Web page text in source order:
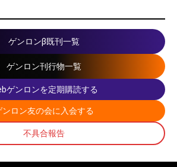
ゲンロンβ既刊一覧
ゲンロン刊行物一覧
ゲンロンを定期購読する
ンロン友の会に入会する
不具合報告